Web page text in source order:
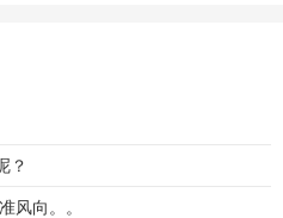
？
风向。。